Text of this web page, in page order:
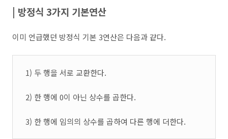
| 방정식 3가지 기본연산
이미 언급했던 방정식 기본 3연산은 다음과 같다.
1) 두 행을 서로 교환한다.
2) 한 행에 0이 아닌 상수를 곱한다.
3) 한 행에 임의의 상수를 곱하여 다른 행에 더한다.